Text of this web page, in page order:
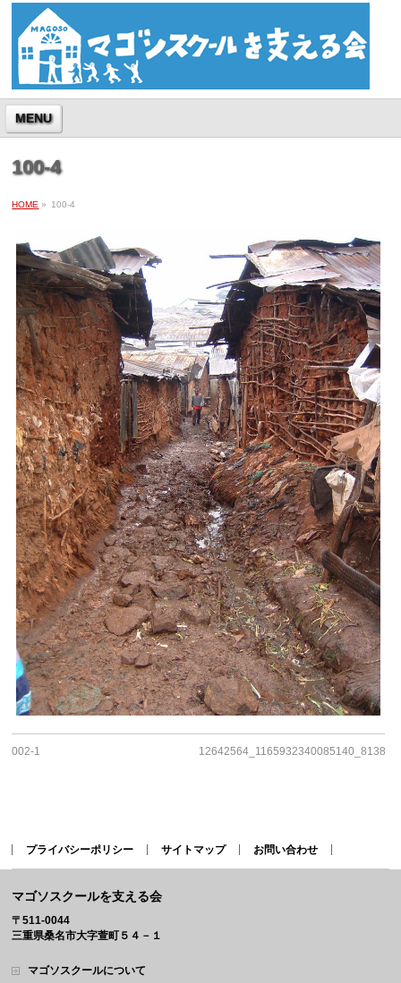
MENU
100-4
HOME » 100-4
002-1
プライバシーポリシー サイトマップ お問い合わせ
マゴソスクールを支える会
〒511-0044
三重県桑名市大字萱町５４－１
マゴソスクールについて